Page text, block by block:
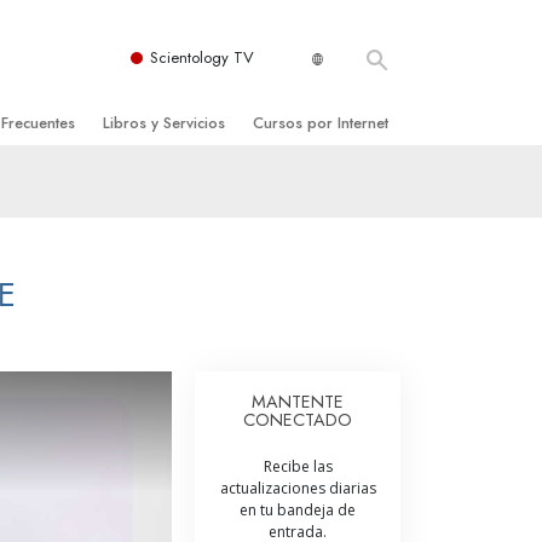
Scientology TV
de Scientology
Libros y Servicios
Introductorias
Iniciales
Cursos por Internet
Ayudas para Enfermedades y Lesiones
La Integridad y la Honestidad
La Escala Tonal Emocional
MANTENTE
CONECTADO
Recibe las
actualizaciones diarias
en tu bandeja de
entrada.